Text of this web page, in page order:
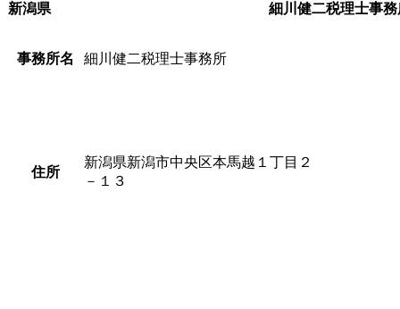
新潟県 細川健二税理士事務
事務所名 細川健二税理士事務所
住所
新潟県新潟市中央区本馬越１丁目２
－１３